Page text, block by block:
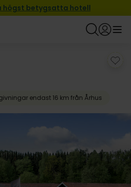
högst betygsatta hotell
endast 16 km från Århus